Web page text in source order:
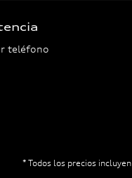
teléfono
* Todos los precios